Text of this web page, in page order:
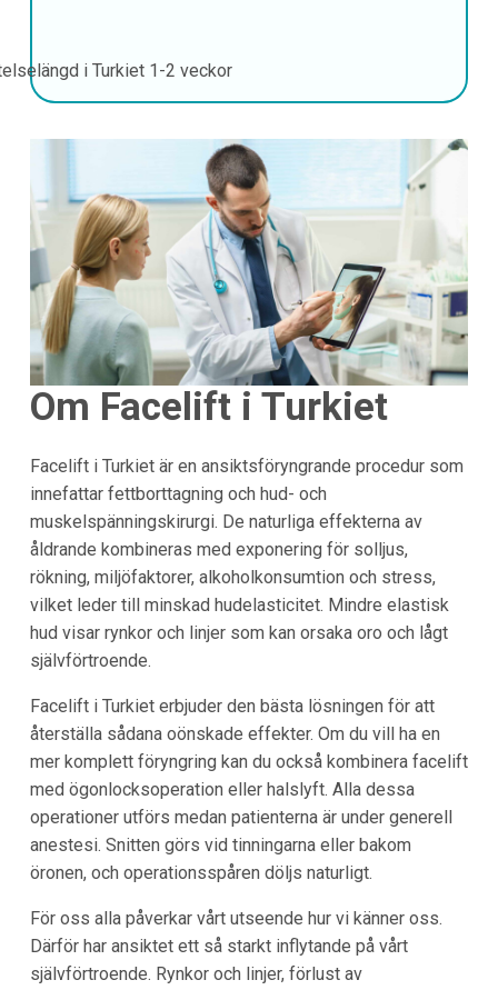
i Turkiet 1-2 veckor
Om Facelift i Turkiet
Facelift i Turkiet är en ansiktsföryngrande procedur som
innefattar fettborttagning och hud- och
muskelspänningskirurgi. De naturliga effekterna av
åldrande kombineras med exponering för solljus,
rökning, miljöfaktorer, alkoholkonsumtion och stress,
vilket leder till minskad hudelasticitet. Mindre elastisk
hud visar rynkor och linjer som kan orsaka oro och lågt
självförtroende.
Facelift i Turkiet erbjuder den bästa lösningen för att
återställa sådana oönskade effekter. Om du vill ha en
mer komplett föryngring kan du också kombinera facelift
med ögonlocksoperation eller halslyft. Alla dessa
operationer utförs medan patienterna är under generell
anestesi. Snitten görs vid tinningarna eller bakom
öronen, och operationsspåren döljs naturligt.
För oss alla påverkar vårt utseende hur vi känner oss.
Därför har ansiktet ett så starkt inflytande på vårt
självförtroende. Rynkor och linjer, förlust av